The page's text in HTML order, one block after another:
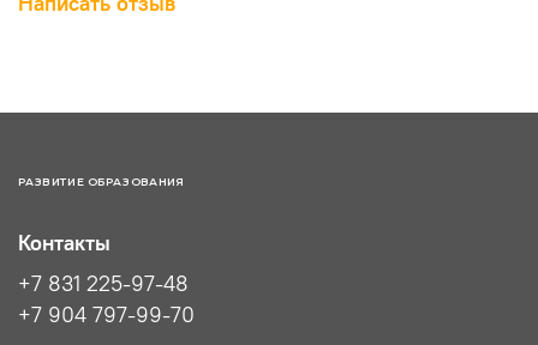
РАЗВИТИЕ ОБРАЗОВАНИЯ
Контакты
+7 831 225-97-48
+7 904 797-99-70